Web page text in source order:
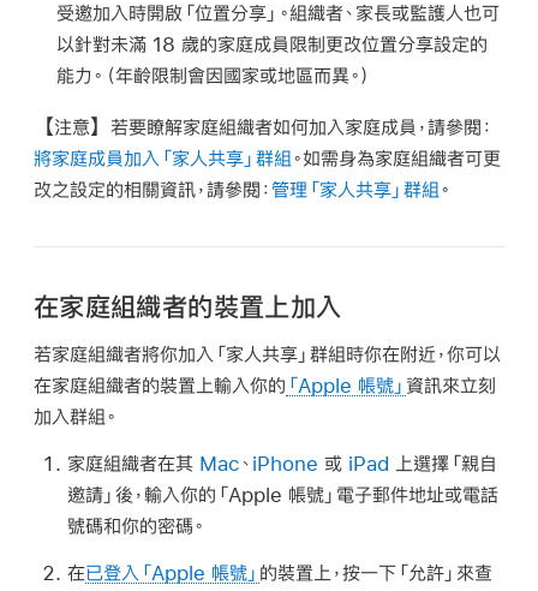
受邀加入時開啟「位置分享」。組織者、家長或監護人也可
以針對未滿 18 歲的家庭成員限制更改位置分享設定的
能力。（年齡限制會因國家或地區而異。）
【注意】 若要瞭解家庭組織者如何加入家庭成員，請參閱：
將家庭成員加入「家人共享」群組。如需身為家庭組織者可更
改之設定的相關資訊，請參閱： 管理「家人共享」群組。
在家庭組織者的裝置上加入
若家庭組織者將你加入「家人共享」群組時你在附近，你可以
在家庭組織者的裝置上輸入你的 「Apple 帳號」 資訊來立刻
加入群組。
家庭組織者在其 Mac 、 iPhone 或 iPad 上選擇「親自
邀請」後，輸入你的「Apple 帳號」電子郵件地址或電話
號碼和你的密碼。
在已登入「Apple 帳號」 的裝置上，按一下「允許」來查